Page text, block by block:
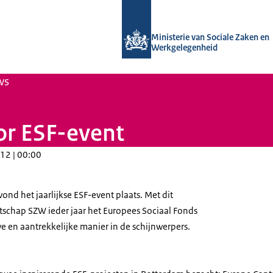
Ministerie van Sociale Zaken en
Werkgelegenheid
ESF-event
| 00:00
het jaarlijkse ESF-event plaats. Met dit
SZW ieder jaar het Europees Sociaal Fonds
en aantrekkelijke manier in de schijnwerpers.